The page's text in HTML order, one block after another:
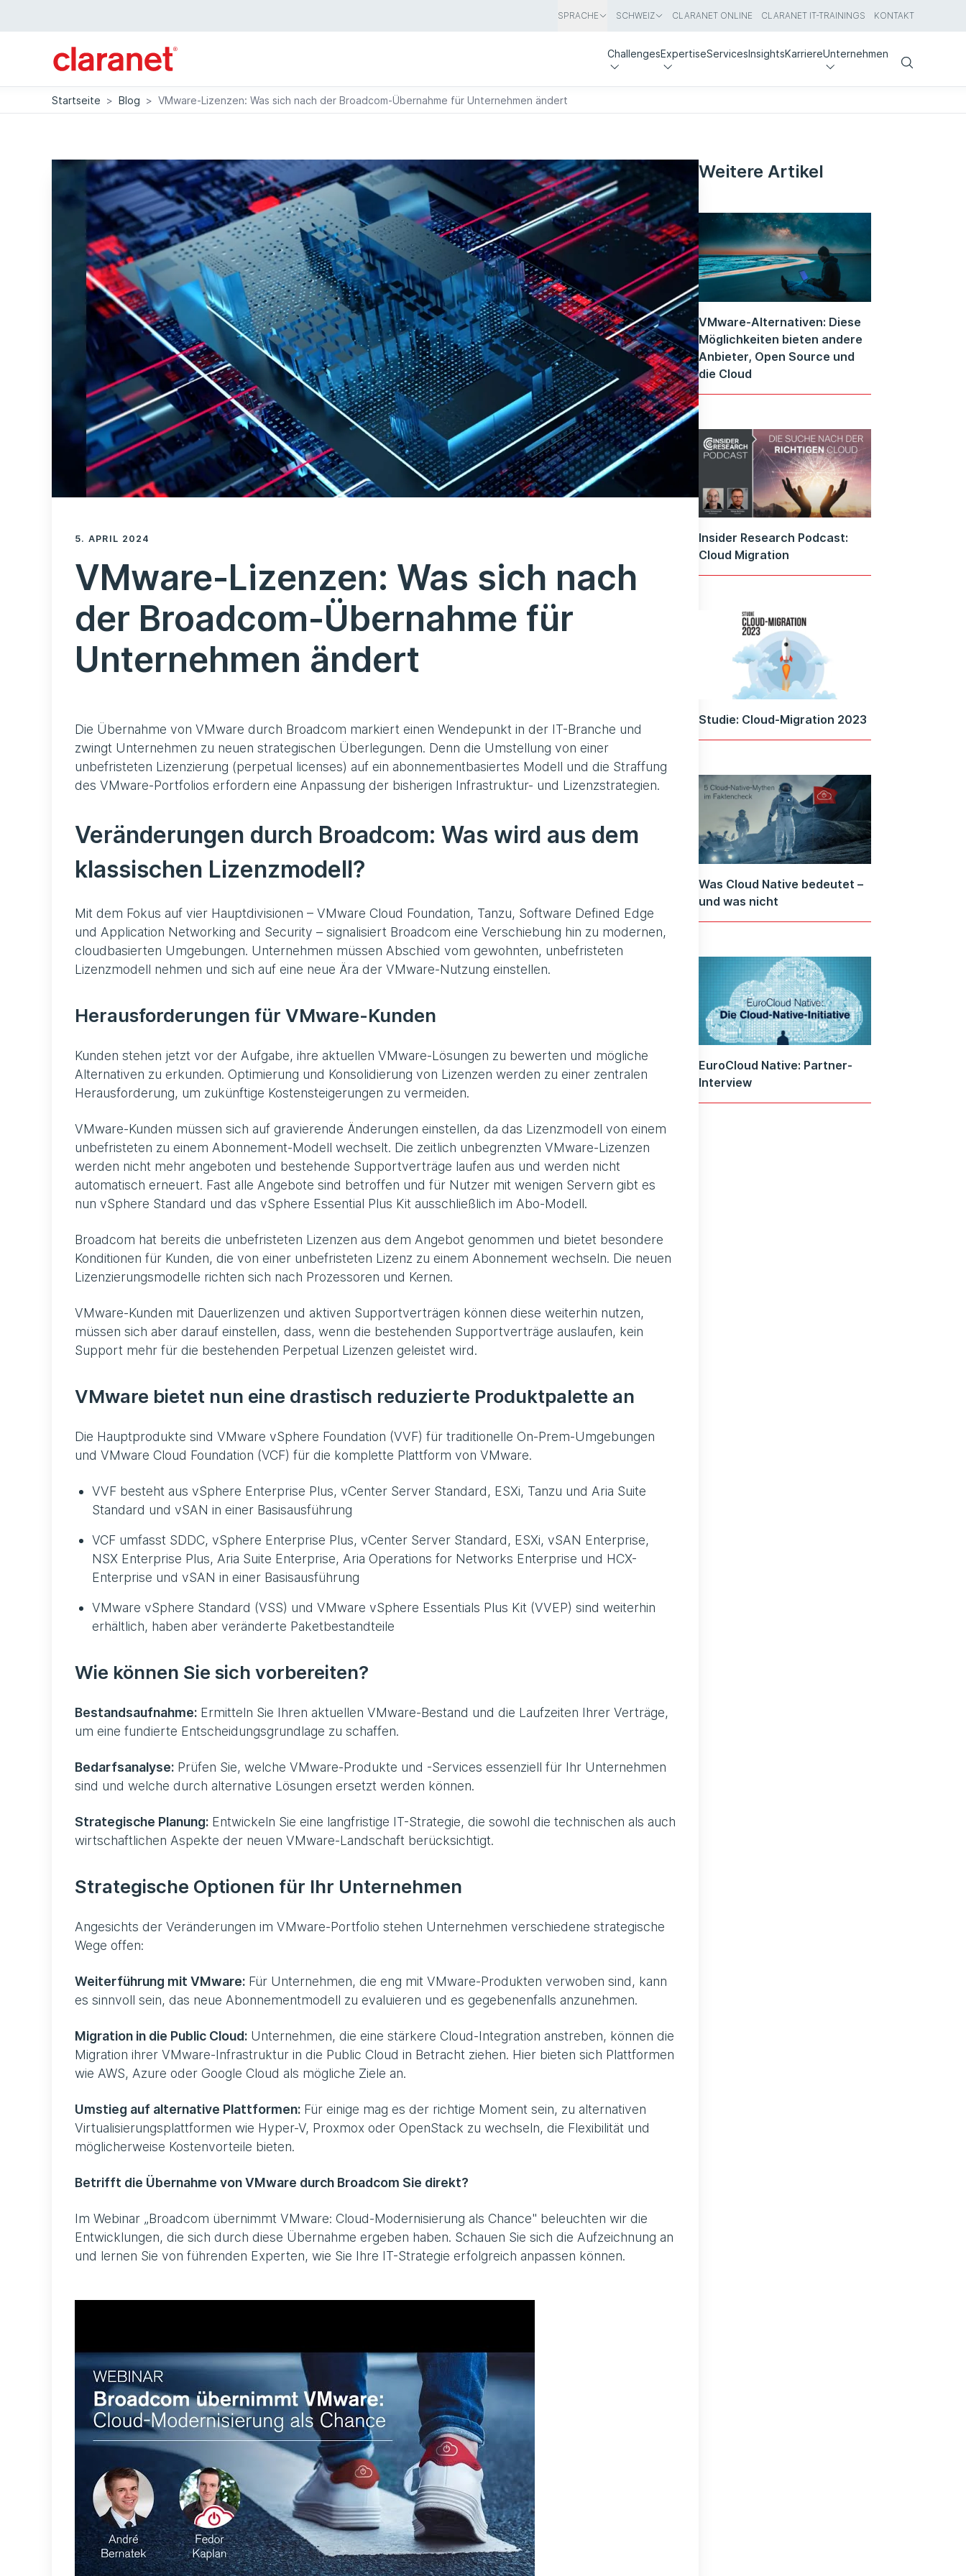
SPRACHE SCHWEIZ CLARANET ONLINE CLARANET IT-TRAININGS KONTAKT
ChallengesExpertiseServicesInsightsKarriereUnternehmen
Search
Startseite > Blog > VMware-Lizenzen: Was sich nach der Broadcom-Übernahme für Unternehmen ändert
5. APRIL 2024
VMware-Lizenzen: Was sich nach
der Broadcom-Übernahme für
Unternehmen ändert
Die Übernahme von VMware durch Broadcom markiert einen Wendepunkt in der IT-Branche und
zwingt Unternehmen zu neuen strategischen Überlegungen. Denn die Umstellung von einer
unbefristeten Lizenzierung (perpetual licenses) auf ein abonnementbasiertes Modell und die Straffung
des VMware-Portfolios erfordern eine Anpassung der bisherigen Infrastruktur- und Lizenzstrategien.
Veränderungen durch Broadcom: Was wird aus dem
klassischen Lizenzmodell?
Mit dem Fokus auf vier Hauptdivisionen – VMware Cloud Foundation, Tanzu, Software Defined Edge
und Application Networking and Security – signalisiert Broadcom eine Verschiebung hin zu modernen,
cloudbasierten Umgebungen. Unternehmen müssen Abschied vom gewohnten, unbefristeten
Lizenzmodell nehmen und sich auf eine neue Ära der VMware-Nutzung einstellen.
Herausforderungen für VMware-Kunden
Kunden stehen jetzt vor der Aufgabe, ihre aktuellen VMware-Lösungen zu bewerten und mögliche
Alternativen zu erkunden. Optimierung und Konsolidierung von Lizenzen werden zu einer zentralen
Herausforderung, um zukünftige Kostensteigerungen zu vermeiden.
VMware-Kunden müssen sich auf gravierende Änderungen einstellen, da das Lizenzmodell von einem
unbefristeten zu einem Abonnement-Modell wechselt. Die zeitlich unbegrenzten VMware-Lizenzen
werden nicht mehr angeboten und bestehende Supportverträge laufen aus und werden nicht
automatisch erneuert. Fast alle Angebote sind betroffen und für Nutzer mit wenigen Servern gibt es
nun vSphere Standard und das vSphere Essential Plus Kit ausschließlich im Abo-Modell.
Broadcom hat bereits die unbefristeten Lizenzen aus dem Angebot genommen und bietet besondere
Konditionen für Kunden, die von einer unbefristeten Lizenz zu einem Abonnement wechseln. Die neuen
Lizenzierungsmodelle richten sich nach Prozessoren und Kernen.
VMware-Kunden mit Dauerlizenzen und aktiven Supportverträgen können diese weiterhin nutzen,
müssen sich aber darauf einstellen, dass, wenn die bestehenden Supportverträge auslaufen, kein
Support mehr für die bestehenden Perpetual Lizenzen geleistet wird.
VMware bietet nun eine drastisch reduzierte Produktpalette an
Die Hauptprodukte sind VMware vSphere Foundation (VVF) für traditionelle On-Prem-Umgebungen
und VMware Cloud Foundation (VCF) für die komplette Plattform von VMware.
VVF besteht aus vSphere Enterprise Plus, vCenter Server Standard, ESXi, Tanzu und Aria Suite
Standard und vSAN in einer Basisausführung
VCF umfasst SDDC, vSphere Enterprise Plus, vCenter Server Standard, ESXi, vSAN Enterprise,
NSX Enterprise Plus, Aria Suite Enterprise, Aria Operations for Networks Enterprise und HCX-
Enterprise und vSAN in einer Basisausführung
VMware vSphere Standard (VSS) und VMware vSphere Essentials Plus Kit (VVEP) sind weiterhin
erhältlich, haben aber veränderte Paketbestandteile
Wie können Sie sich vorbereiten?
Bestandsaufnahme: Ermitteln Sie Ihren aktuellen VMware-Bestand und die Laufzeiten Ihrer Verträge,
um eine fundierte Entscheidungsgrundlage zu schaffen.
Bedarfsanalyse: Prüfen Sie, welche VMware-Produkte und -Services essenziell für Ihr Unternehmen
sind und welche durch alternative Lösungen ersetzt werden können.
Strategische Planung: Entwickeln Sie eine langfristige IT-Strategie, die sowohl die technischen als auch
wirtschaftlichen Aspekte der neuen VMware-Landschaft berücksichtigt.
Strategische Optionen für Ihr Unternehmen
Angesichts der Veränderungen im VMware-Portfolio stehen Unternehmen verschiedene strategische
Wege offen:
Weiterführung mit VMware: Für Unternehmen, die eng mit VMware-Produkten verwoben sind, kann
es sinnvoll sein, das neue Abonnementmodell zu evaluieren und es gegebenenfalls anzunehmen.
Migration in die Public Cloud: Unternehmen, die eine stärkere Cloud-Integration anstreben, können die
Migration ihrer VMware-Infrastruktur in die Public Cloud in Betracht ziehen. Hier bieten sich Plattformen
wie AWS, Azure oder Google Cloud als mögliche Ziele an.
Umstieg auf alternative Plattformen: Für einige mag es der richtige Moment sein, zu alternativen
Virtualisierungsplattformen wie Hyper-V, Proxmox oder OpenStack zu wechseln, die Flexibilität und
möglicherweise Kostenvorteile bieten.
Betrifft die Übernahme von VMware durch Broadcom Sie direkt?
Im Webinar „Broadcom übernimmt VMware: Cloud-Modernisierung als Chance" beleuchten wir die
Entwicklungen, die sich durch diese Übernahme ergeben haben. Schauen Sie sich die Aufzeichnung an
und lernen Sie von führenden Experten, wie Sie Ihre IT-Strategie erfolgreich anpassen können.
Weitere Artikel
VMware-Alternativen: Diese
Möglichkeiten bieten andere
Anbieter, Open Source und
die Cloud
Insider Research Podcast:
Cloud Migration
Studie: Cloud-Migration 2023
Was Cloud Native bedeutet –
und was nicht
EuroCloud Native: Partner-
Interview